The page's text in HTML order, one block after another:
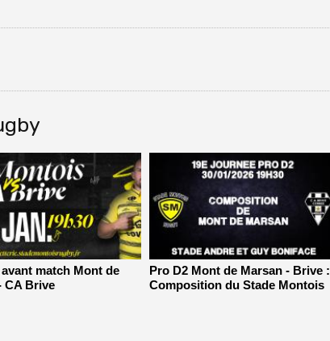
match Mont de
CA Brive
Pro D2 Mont de Marsan - Brive :
Composition du Stade Montois